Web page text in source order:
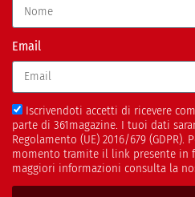
Email
Iscrivendoti accetti di ricevere
parte di 361magazine. I tuoi dati
Regolamento (UE) 2016/679
momento tramite il link presente in
maggiori informazioni consulta la